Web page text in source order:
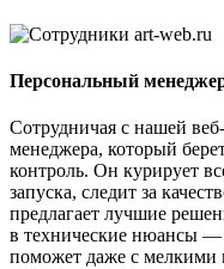
Персональный
Сотрудничая с нашей
менеджера, который
контроль. Он курирует
запуска, следит за
предлагает лучшие
в технические нюансы —
поможет даже с мелкими